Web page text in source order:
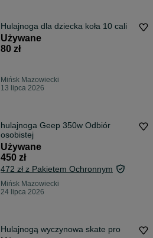
Hulajnoga dla dziecka koła 10 cali
Używane
80 zł
Mińsk Mazowiecki
13 lipca 2026
hulajnoga Geep 350w Odbiór
osobistej
Używane
450 zł
472 zł z Pakietem Ochronnym
Mińsk Mazowiecki
24 lipca 2026
Hulajnogą wyczynowa skate pro